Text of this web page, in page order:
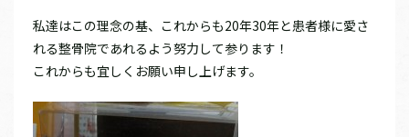
私達はこの理念の基、これからも20年30年と患者様に愛さ
れる整骨院であれるよう努力して参ります！
これからも宜しくお願い申し上げます。